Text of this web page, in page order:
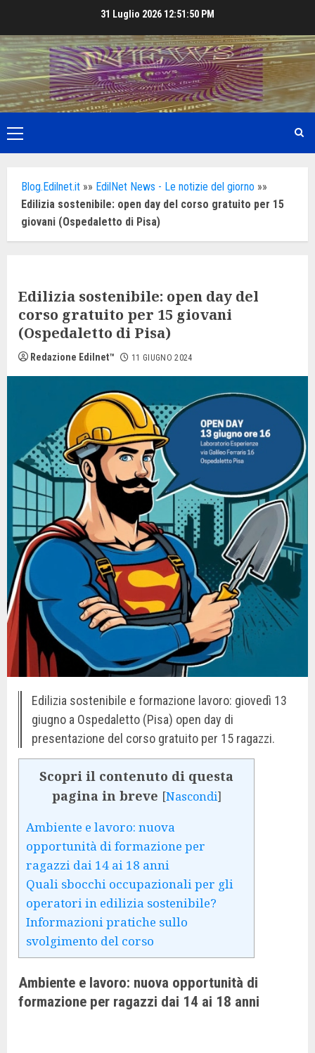
content
31 Luglio 2026 12:51:52 PM
Primary
Menu
Blog.Edilnet.it »» EdilNet News - Le notizie del giorno »»
Edilizia sostenibile: open day del corso gratuito per 15
giovani (Ospedaletto di Pisa)
Edilizia sostenibile: open day del
corso gratuito per 15 giovani
(Ospedaletto di Pisa)
Redazione Edilnet™ 11 GIUGNO 2024
Edilizia sostenibile e formazione lavoro: giovedì 13
giugno a Ospedaletto (Pisa) open day di
presentazione del corso gratuito per 15 ragazzi.
Scopri il contenuto di questa
pagina in breve [Nascondi]
Ambiente e lavoro: nuova
opportunità di formazione per
ragazzi dai 14 ai 18 anni
Quali sbocchi occupazionali per gli
operatori in edilizia sostenibile?
Informazioni pratiche sullo
svolgimento del corso
Ambiente e lavoro: nuova opportunità di
formazione per ragazzi dai 14 ai 18 anni